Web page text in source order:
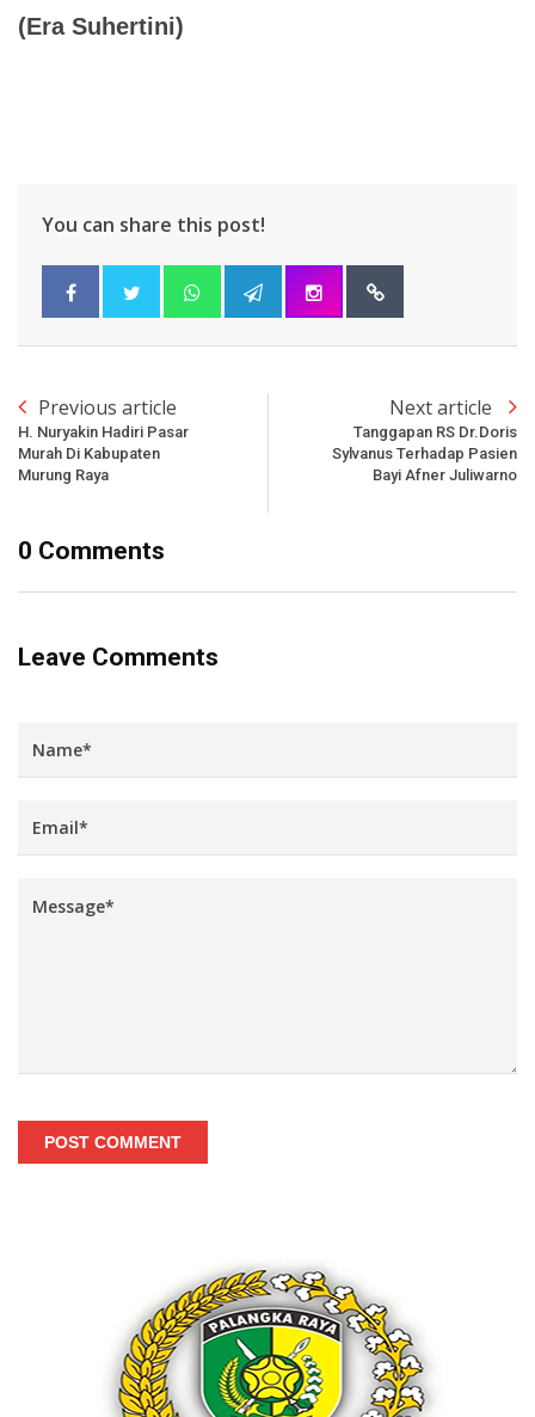
(Era Suhertini)
You can share this post!
Previous article
H. Nuryakin Hadiri Pasar
Murah Di Kabupaten
Murung Raya
Next article
Tanggapan RS Dr.Doris
Sylvanus Terhadap Pasien
Bayi Afner Juliwarno
0 Comments
Leave Comments
POST COMMENT